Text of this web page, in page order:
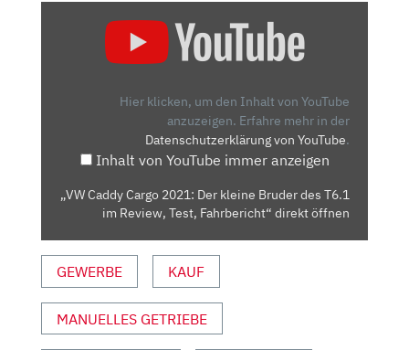
T6.1
TEST,
FAHRBERICHT“
YOUTUBE
ANZEIGEN
Hier klicken, um den Inhalt von YouTube
anzuzeigen. Erfahre mehr in der
Datenschutzerklärung von YouTube.
Inhalt von YouTube immer anzeigen
„VW Caddy Cargo 2021: Der kleine Bruder des T6.1
im Review, Test, Fahrbericht“ direkt öffnen
GEWERBE KAUF
MANUELLES GETRIEBE